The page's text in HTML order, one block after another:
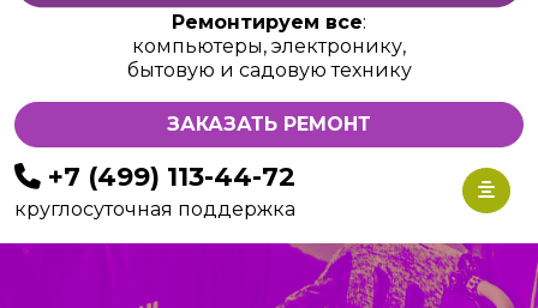
Ремонтируем все:
компьютеры, электронику,
бытовую и садовую технику
ЗАКАЗАТЬ РЕМОНТ
+7 (499) 113-44-72
круглосуточная поддержка